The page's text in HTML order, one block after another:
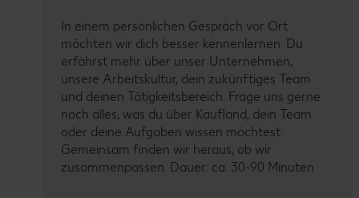
In einem persönlichen Gespräch vor Ort
möchten wir dich besser kennenlernen. Du
erfährst mehr über unser Unternehmen,
unsere Arbeitskultur, dein zukünftiges Team
und deinen Tätigkeitsbereich. Frage uns gerne
noch alles, was du über Kaufland, dein Team
oder deine Aufgaben wissen möchtest.
Gemeinsam finden wir heraus, ob wir
zusammenpassen. Dauer: ca. 30-90 Minuten